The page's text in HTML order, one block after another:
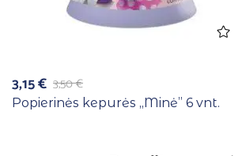
3,50€
3,15€
Popierinės kepurės ,,Minė” 6 vnt.